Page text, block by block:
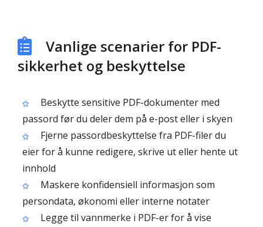
Vanlige scenarier for PDF-
sikkerhet og beskyttelse
Beskytte sensitive PDF-dokumenter med
passord før du deler dem på e-post eller i skyen
Fjerne passordbeskyttelse fra PDF-filer du
eier for å kunne redigere, skrive ut eller hente ut
innhold
Maskere konfidensiell informasjon som
persondata, økonomi eller interne notater
Legge til vannmerke i PDF-er for å vise